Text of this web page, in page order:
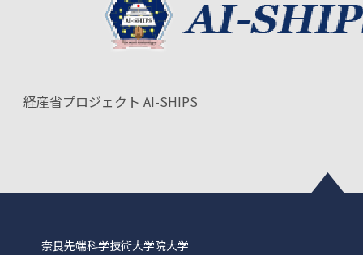
経産省プロジェクト AI-SHIPS
奈良先端科学技術大学院大学